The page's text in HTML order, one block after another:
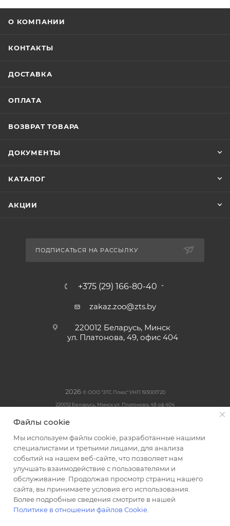
О КОМПАНИИ
КОНТАКТЫ
ДОСТАВКА
ОПЛАТА
ВОЗВРАТ ТОВАРА
ДОКУМЕНТЫ
КАТАЛОГ
АКЦИИ
ПОДПИСАТЬСЯ НА РАССЫЛКУ
+375 (29) 166-80-40
zakaz.zoo@zts.by
220012 Беларусь, Минск
ул. Платонова, 49, офис 404
2026 © ООО "ЗТС Плюс" УНП 193001720
220012 Беларусь, Минск ул. Платонова, 49 оф 404
Интернет-магазин Korm-Shop.by
В Торговом реестре РБ: № 575001, 27.02.24г
Файлы cookie
Мы используем файлы cookie, разработанные нашими
специалистами и третьими лицами, для анализа
событий на нашем веб-сайте, что позволяет нам
улучшать взаимодействие с пользователями и
обслуживание. Продолжая просмотр страниц нашего
сайта, вы принимаете условия его использования.
Более подробные сведения смотрите в нашей
Политике в отношении файлов Cookie